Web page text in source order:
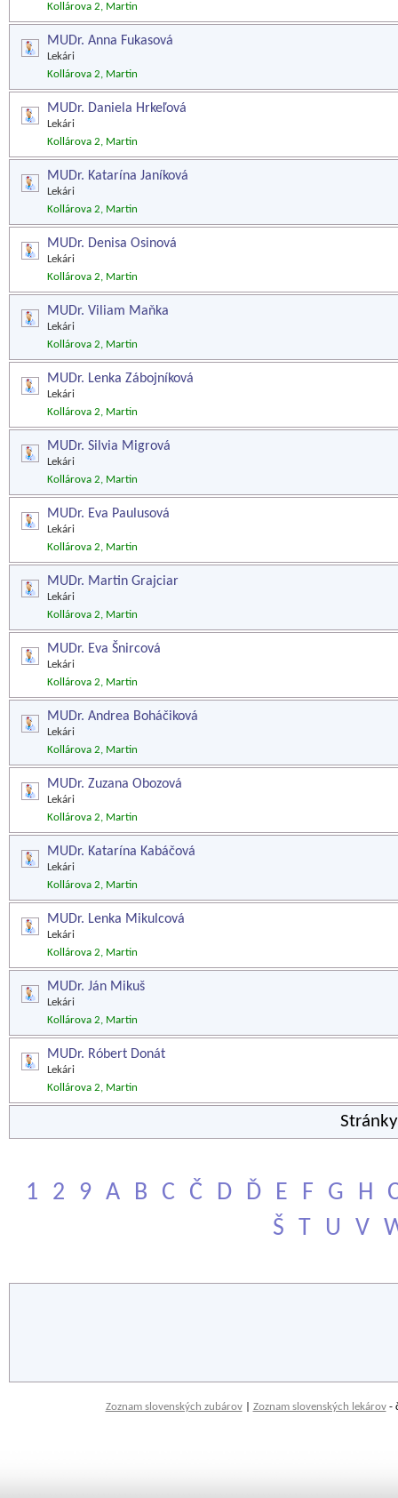
Kollárova 2, Martin
MUDr. Anna Fukasová
Lekári
Kollárova 2, Martin
MUDr. Daniela Hrkeľová
Lekári
Kollárova 2, Martin
MUDr. Katarína Janíková
Lekári
Kollárova 2, Martin
MUDr. Denisa Osinová
Lekári
Kollárova 2, Martin
MUDr. Viliam Maňka
Lekári
Kollárova 2, Martin
MUDr. Lenka Zábojníková
Lekári
Kollárova 2, Martin
MUDr. Silvia Migrová
Lekári
Kollárova 2, Martin
MUDr. Eva Paulusová
Lekári
Kollárova 2, Martin
MUDr. Martin Grajciar
Lekári
Kollárova 2, Martin
MUDr. Eva Šnircová
Lekári
Kollárova 2, Martin
MUDr. Andrea Boháčiková
Lekári
Kollárova 2, Martin
MUDr. Zuzana Obozová
Lekári
Kollárova 2, Martin
MUDr. Katarína Kabáčová
Lekári
Kollárova 2, Martin
MUDr. Lenka Mikulcová
Lekári
Kollárova 2, Martin
MUDr. Ján Mikuš
Lekári
Kollárova 2, Martin
MUDr. Róbert Donát
Lekári
Kollárova 2, Martin
1 2 9 A B C Č D Ď E F G H
Š
T U V
Zoznam slovenských zubárov| Zoznam slovenských lekárov-